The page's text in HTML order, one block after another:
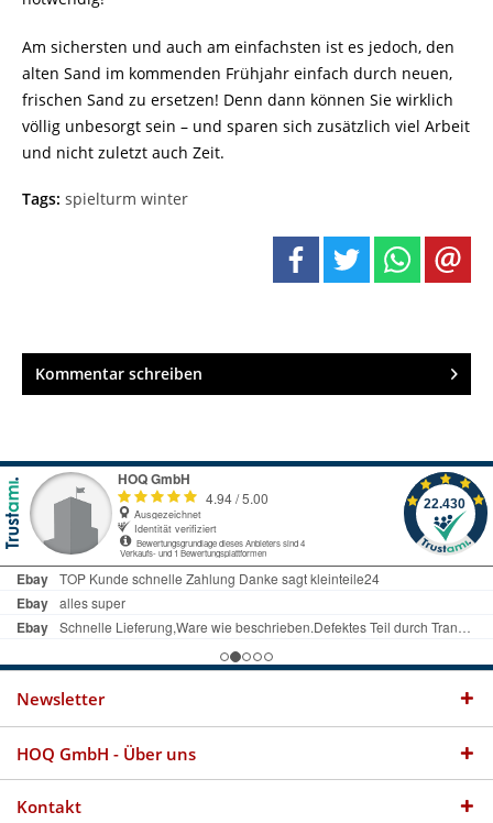
Am sichersten und auch am einfachsten ist es jedoch, den
alten Sand im kommenden Frühjahr einfach durch neuen,
frischen Sand zu ersetzen! Denn dann können Sie wirklich
völlig unbesorgt sein – und sparen sich zusätzlich viel Arbeit
und nicht zuletzt auch Zeit.
Tags: spielturm winter
Kommentar schreiben
Newsletter
HOQ GmbH - Über uns
Kontakt